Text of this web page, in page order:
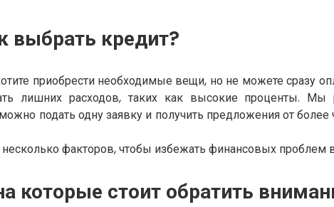
выбрать кредит?
приобрести необходимые вещи, но не можете сразу
лишних расходов, таких как высокие проценты. Мы
подать одну заявку и получить предложения от
факторов, чтобы избежать финансовых проблем
которые стоит обратить